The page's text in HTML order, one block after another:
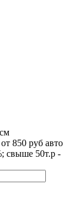
850 руб авто
свыше 50т.р -